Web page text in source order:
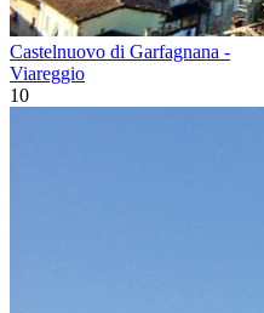
Castelnuovo di Garfagnana -
Viareggio
10